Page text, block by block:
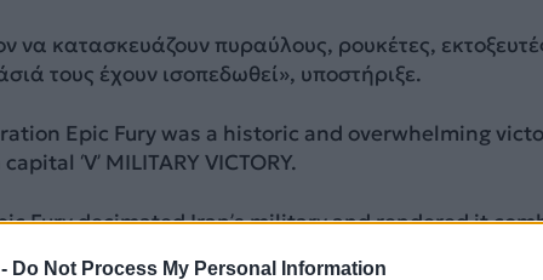
Do Not Process My Personal Information
να κατασκευάζουν πυραύλους, ρουκέτες,
τους έχουν ισοπεδωθεί», υποστήριξε.
Epic Fury was a historic and overwhelming
‘V’ MILITARY VICTORY.
Fury decimated Iran’s military and rendered it